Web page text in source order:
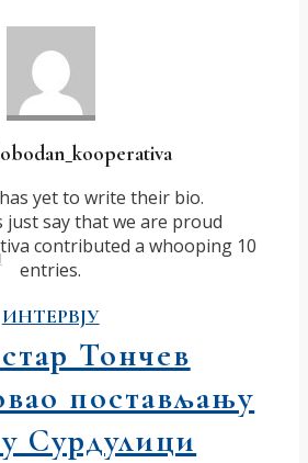
yet to write their bio.
just say that we are proud
contributed a whooping 10
entries.
ИНТЕРВЈУ
Тончев
постављању
Сурдулици